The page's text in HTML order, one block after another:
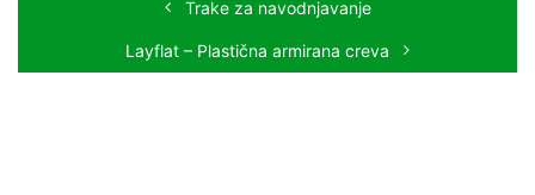
Trake za navodnjavanje
Layflat – Plastična armirana creva